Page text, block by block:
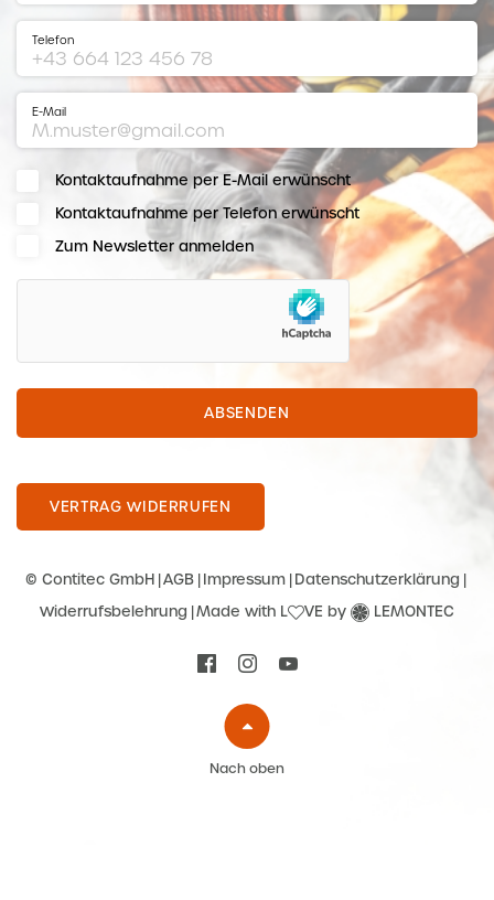
Telefon
E-Mail
Kontaktaufnahme per E-Mail erwünscht
Kontaktaufnahme per Telefon erwünscht
Zum Newsletter anmelden
ABSENDEN
VERTRAG WIDERRUFEN
© Contitec GmbH AGB Impressum Datenschutzerklärung
Widerrufsbelehrung Made with L VE by LEMONTEC
Nach oben